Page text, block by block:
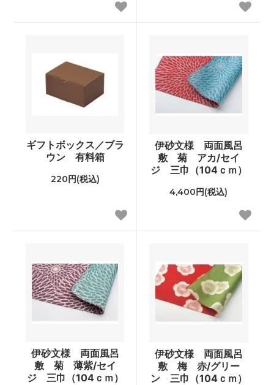
ギフトボックス／ブラ
ウン 有料箱
220円(税込)
伊砂文様 両面風呂
敷 菊 アカ/セイ
ジ 三巾（104ｃｍ）
4,400円(税込)
伊砂文様 両面風呂
敷 菊 薄紫/セイ
ジ 三巾（104ｃｍ）
伊砂文様 両面風呂
敷 梅 赤/グリー
ン 三巾（104ｃｍ）